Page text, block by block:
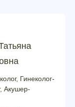
Гинеколог-
Акушер-